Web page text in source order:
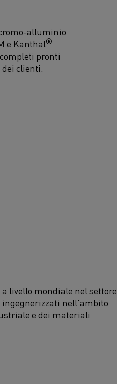
alluminio
e Kanthal®
pronti
clienti.
livello mondiale nel settore
nell'ambito
e dei materiali